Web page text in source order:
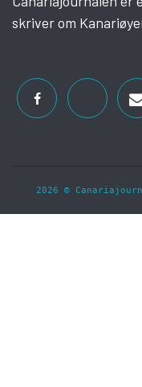
skriver om
2026 ©